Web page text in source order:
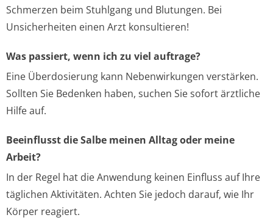
Schmerzen beim Stuhlgang und Blutungen. Bei
Unsicherheiten einen Arzt konsultieren!
Was passiert, wenn ich zu viel auftrage?
Eine Überdosierung kann Nebenwirkungen verstärken.
Sollten Sie Bedenken haben, suchen Sie sofort ärztliche
Hilfe auf.
Beeinflusst die Salbe meinen Alltag oder meine
Arbeit?
In der Regel hat die Anwendung keinen Einfluss auf Ihre
täglichen Aktivitäten. Achten Sie jedoch darauf, wie Ihr
Körper reagiert.